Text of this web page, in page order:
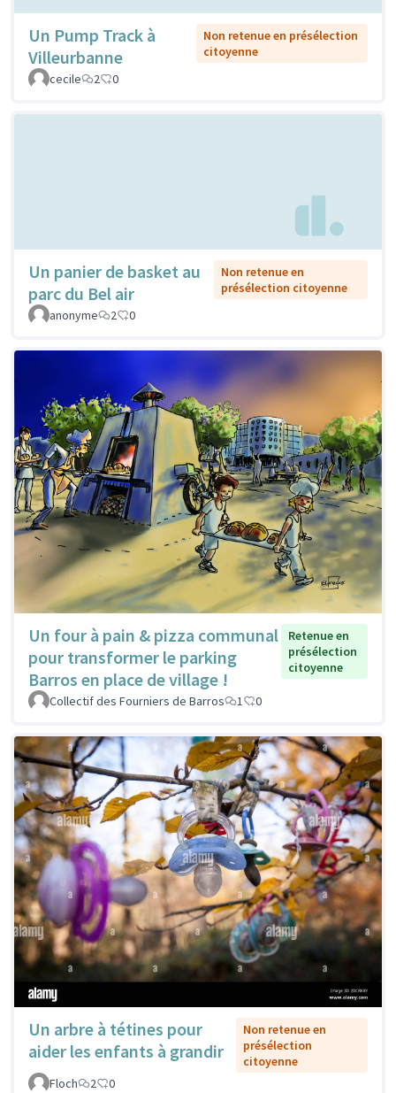
Un Pump Track à
Villeurbanne
Non retenue en présélection
citoyenne
cecile
2 0
Un panier de basket au
parc du Bel air
Non retenue en
présélection citoyenne
anonyme
2 0
Un four à pain & pizza communal
pour transformer le parking
Barros en place de village !
Retenue en
présélection
citoyenne
Collectif des Fourniers de Barros 1 0
Un arbre à tétines pour
aider les enfants à grandir
Non retenue en
présélection
citoyenne
Floch
2 0